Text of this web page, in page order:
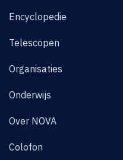
Encyclopedie
Telescopen
Organisaties
Onderwijs
Over NOVA
Colofon